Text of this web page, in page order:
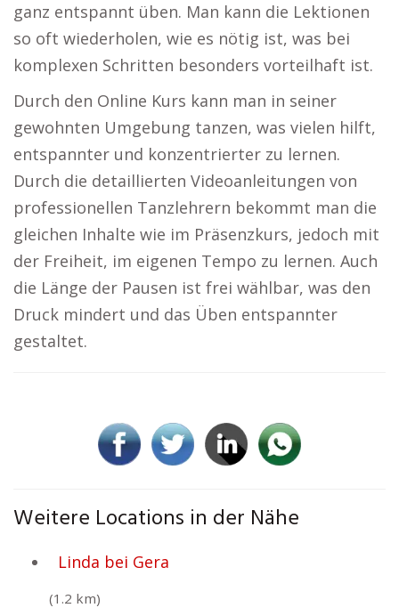
ganz entspannt üben. Man kann die Lektionen
so oft wiederholen, wie es nötig ist, was bei
komplexen Schritten besonders vorteilhaft ist.
Durch den Online Kurs kann man in seiner
gewohnten Umgebung tanzen, was vielen hilft,
entspannter und konzentrierter zu lernen.
Durch die detaillierten Videoanleitungen von
professionellen Tanzlehrern bekommt man die
gleichen Inhalte wie im Präsenzkurs, jedoch mit
der Freiheit, im eigenen Tempo zu lernen. Auch
die Länge der Pausen ist frei wählbar, was den
Druck mindert und das Üben entspannter
gestaltet.
Weitere Locations in der Nähe
Linda bei Gera
(1.2 km)